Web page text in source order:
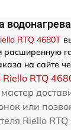
RTQ 4680T
расширенную
на сайте
RTQ
или
Riello